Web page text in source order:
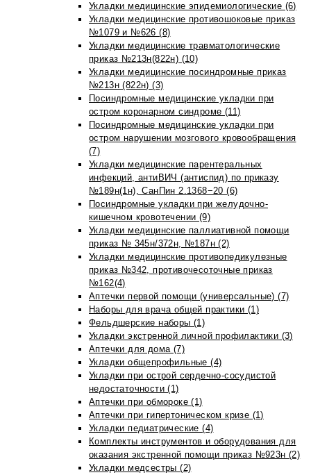
Укладки медицинские эпидемиологические (6)
Укладки медицинские противошоковые приказ
№1079 и №626 (8)
Укладки медицинские травматологические
приказ №213н(822н) (10)
Укладки медицинские посиндромные приказ
№213н (822н) (3)
Посиндромные медицинские укладки при
остром коронарном синдроме (11)
Посиндромные медицинские укладки при
остром нарушении мозгового кровообращения
(7)
Укладки медицинские парентеральных
инфекций, антиВИЧ (антиспид) по приказу
№189н(1н), СанПин 2.1368−20 (6)
Посиндромные укладки при желудочно-
кишечном кровотечении (9)
Укладки медицинские паллиативной помощи
приказ № 345н/372н, №187н (2)
Укладки медицинские противопедикулезные
приказ №342, противочесоточные приказ
№162(4)
Аптечки первой помощи (универсальные) (7)
Наборы для врача общей практики (1)
Фельдшерские наборы (1)
Укладки экстренной личной профилактики (3)
Аптечки для дома (7)
Укладки общепрофильные (4)
Укладки при острой сердечно-сосудистой
недостаточности (1)
Аптечки при обмороке (1)
Аптечки при гипертоническом кризе (1)
Укладки педиатрические (4)
Комплекты инструментов и оборудования для
оказания экстренной помощи приказ №923н (2)
Укладки медсестры (2)